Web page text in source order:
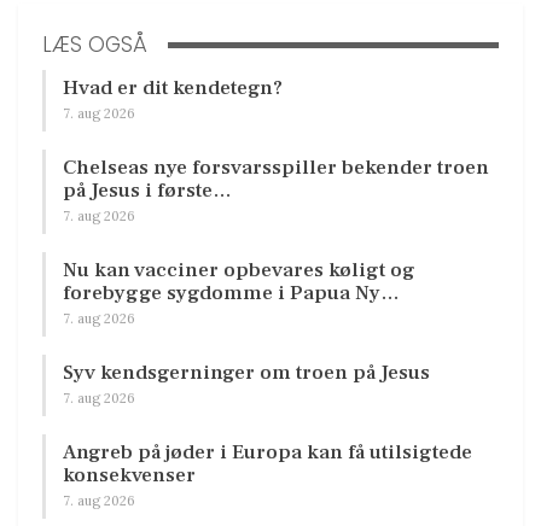
LÆS OGSÅ
Hvad er dit kendetegn?
7. aug 2026
Chelseas nye forsvarsspiller bekender troen
på Jesus i første…
7. aug 2026
Nu kan vacciner opbevares køligt og
forebygge sygdomme i Papua Ny…
7. aug 2026
Syv kendsgerninger om troen på Jesus
7. aug 2026
Angreb på jøder i Europa kan få utilsigtede
konsekvenser
7. aug 2026